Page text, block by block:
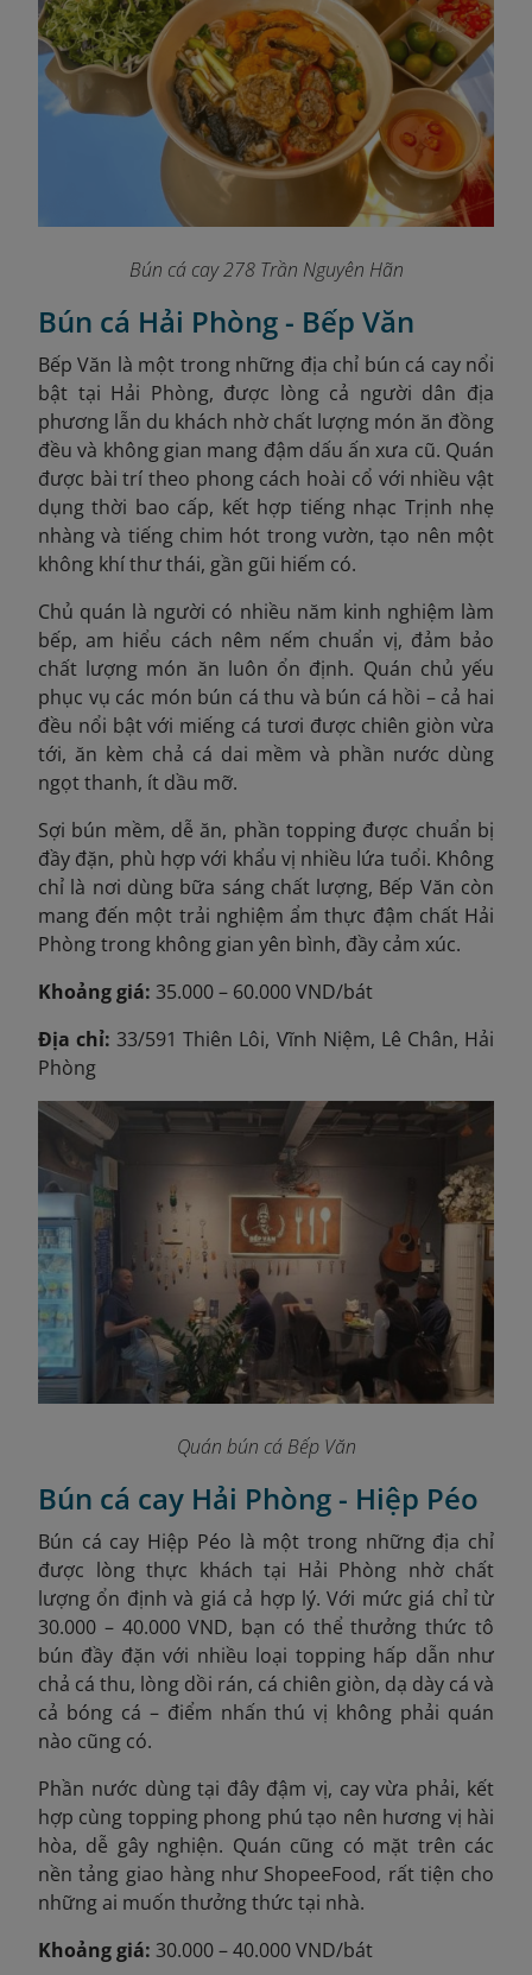
Bún cá cay 278 Trần Nguyên Hãn
Bún cá Hải Phòng - Bếp Văn
Bếp Văn là một trong những địa chỉ bún cá cay nổi
bật tại Hải Phòng, được lòng cả người dân địa
phương lẫn du khách nhờ chất lượng món ăn đồng
đều và không gian mang đậm dấu ấn xưa cũ. Quán
được bài trí theo phong cách hoài cổ với nhiều vật
dụng thời bao cấp, kết hợp tiếng nhạc Trịnh nhẹ
nhàng và tiếng chim hót trong vườn, tạo nên một
không khí thư thái, gần gũi hiếm có.
Chủ quán là người có nhiều năm kinh nghiệm làm
bếp, am hiểu cách nêm nếm chuẩn vị, đảm bảo
chất lượng món ăn luôn ổn định. Quán chủ yếu
phục vụ các món bún cá thu và bún cá hồi – cả hai
đều nổi bật với miếng cá tươi được chiên giòn vừa
tới, ăn kèm chả cá dai mềm và phần nước dùng
ngọt thanh, ít dầu mỡ.
Sợi bún mềm, dễ ăn, phần topping được chuẩn bị
đầy đặn, phù hợp với khẩu vị nhiều lứa tuổi. Không
chỉ là nơi dùng bữa sáng chất lượng, Bếp Văn còn
mang đến một trải nghiệm ẩm thực đậm chất Hải
Phòng trong không gian yên bình, đầy cảm xúc.
Khoảng giá: 35.000 – 60.000 VND/bát
Địa chỉ: 33/591 Thiên Lôi, Vĩnh Niệm, Lê Chân, Hải
Phòng
Quán bún cá Bếp Văn
Bún cá cay Hải Phòng - Hiệp Péo
Bún cá cay Hiệp Péo là một trong những địa chỉ
được lòng thực khách tại Hải Phòng nhờ chất
lượng ổn định và giá cả hợp lý. Với mức giá chỉ từ
30.000 – 40.000 VND, bạn có thể thưởng thức tô
bún đầy đặn với nhiều loại topping hấp dẫn như
chả cá thu, lòng dồi rán, cá chiên giòn, dạ dày cá và
cả bóng cá – điểm nhấn thú vị không phải quán
nào cũng có.
Phần nước dùng tại đây đậm vị, cay vừa phải, kết
hợp cùng topping phong phú tạo nên hương vị hài
hòa, dễ gây nghiện. Quán cũng có mặt trên các
nền tảng giao hàng như ShopeeFood, rất tiện cho
những ai muốn thưởng thức tại nhà.
Khoảng giá: 30.000 – 40.000 VND/bát